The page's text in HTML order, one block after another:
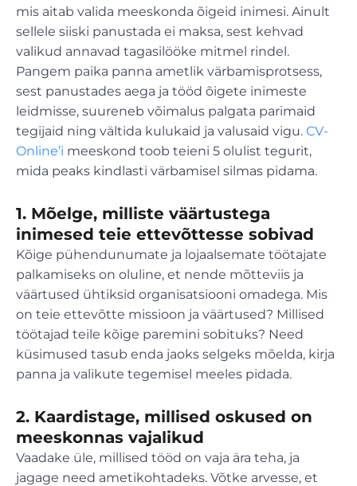
mis aitab valida meeskonda õigeid inimesi. Ainult
sellele siiski panustada ei maksa, sest kehvad
valikud annavad tagasilööke mitmel rindel.
Pangem paika panna ametlik värbamisprotsess,
sest panustades aega ja tööd õigete inimeste
leidmisse, suureneb võimalus palgata parimaid
tegijaid ning vältida kulukaid ja valusaid vigu. CV-
Online’i meeskond toob teieni 5 olulist tegurit,
mida peaks kindlasti värbamisel silmas pidama.
1. Mõelge, milliste väärtustega
inimesed teie ettevõttesse sobivad
Kõige pühendunumate ja lojaalsemate töötajate
palkamiseks on oluline, et nende mõtteviis ja
väärtused ühtiksid organisatsiooni omadega. Mis
on teie ettevõtte missioon ja väärtused? Millised
töötajad teile kõige paremini sobituks? Need
küsimused tasub enda jaoks selgeks mõelda, kirja
panna ja valikute tegemisel meeles pidada.
2. Kaardistage, millised oskused on
meeskonnas vajalikud
Vaadake üle, millised tööd on vaja ära teha, ja
jagage need ametikohtadeks. Võtke arvesse, et